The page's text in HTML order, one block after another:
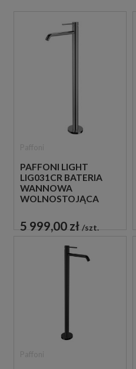
PAFFONI LIGHT
LIG031CR BATERIA
WANNOWA
WOLNOSTOJĄCA
5 999,00 zł szt.